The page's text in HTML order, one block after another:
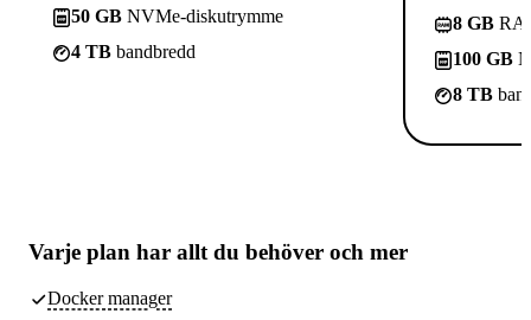
50 GB NVMe-diskutrymme
4 TB bandbredd
8 GB
100 GB
8 TB
Varje plan har allt du behöver och mer
Docker manager